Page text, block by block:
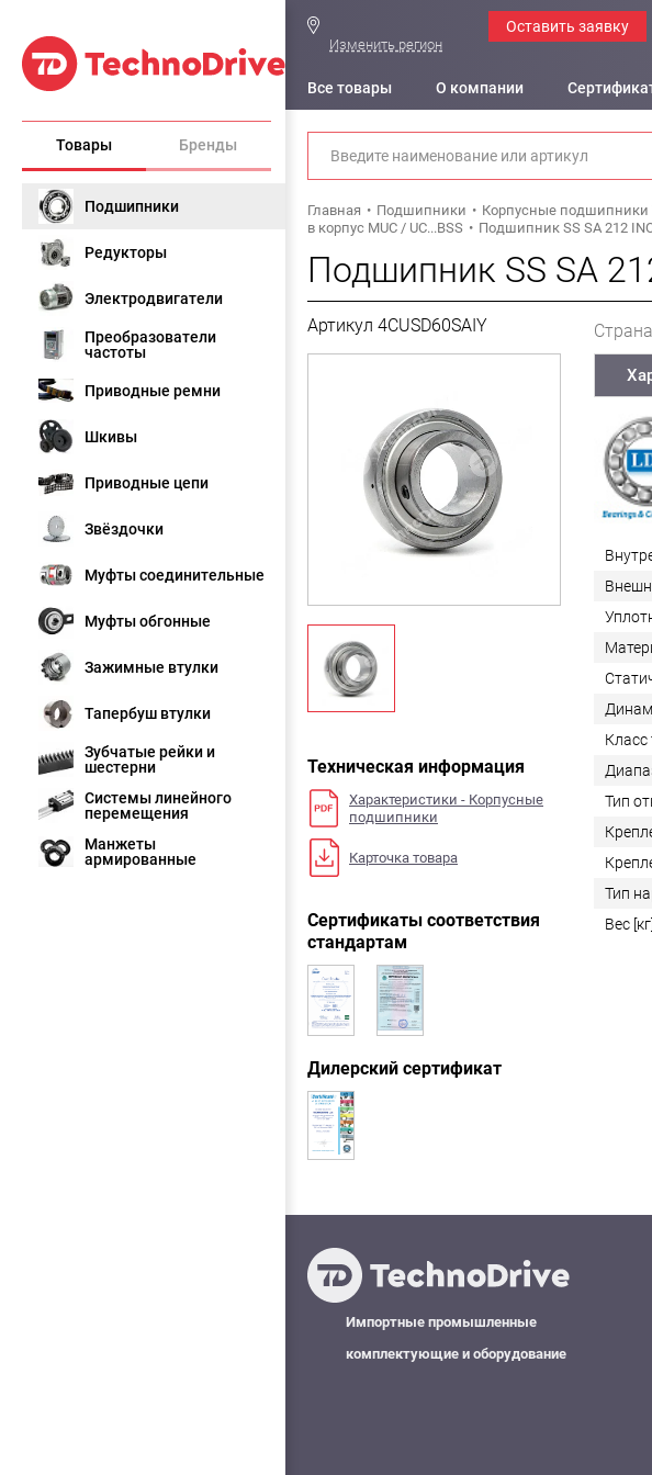
Товары Бренды
Подшипники
Редукторы
Электродвигатели
Преобразователи
частоты
Приводные ремни
Шкивы
Приводные цепи
Звёздочки
Муфты соединительные
Муфты обгонные
Зажимные втулки
Тапербуш втулки
Зубчатые рейки и
шестерни
Системы линейного
перемещения
Манжеты
армированные
Изменить регион
Оставить заявку
Все товары О компании
Главная Подшипники Корпусные подшипники
в корпус MUC / UC...BSS
Подшипник SS SA 212
Подшипник SS SA
Артикул 4CUSD60SAIY
Техническая информация
Характеристики - Корпусные
подшипники
Карточка товара
Сертификаты соответствия
стандартам
Дилерский сертификат
Класс
Тип
Тип
Вес [кг]
Импортные промышленные
комплектующие и оборудование